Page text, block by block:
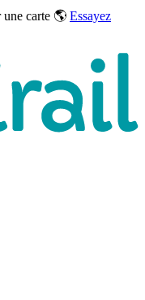
une carte 🌎 Essayez